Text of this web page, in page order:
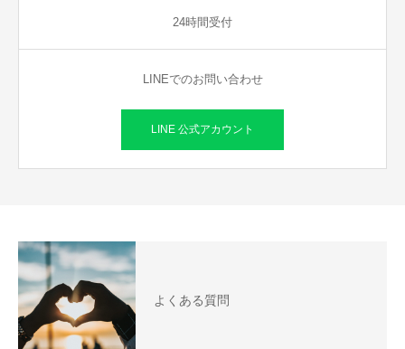
24時間受付
LINEでのお問い合わせ
LINE 公式アカウント
よくある質問